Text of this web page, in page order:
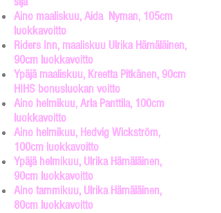
Aino maaliskuu, Aida Nyman, 105cm
luokkavoitto
Riders Inn, maaliskuu Ulrika Hämäläinen,
90cm luokkavoitto
Ypäjä maaliskuu, Kreetta Pitkänen, 90cm
HIHS bonusluokan voitto
Aino helmikuu, Arla Panttila, 100cm
luokkavoitto
Aino helmikuu, Hedvig Wickström,
100cm luokkavoitto
Ypäjä helmikuu, Ulrika Hämäläinen,
90cm luokkavoitto
Aino tammikuu, Ulrika Hämäläinen,
80cm luokkavoitto